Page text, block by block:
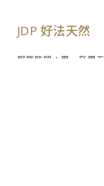
JDP 好法天然
服務時間：周一至周五